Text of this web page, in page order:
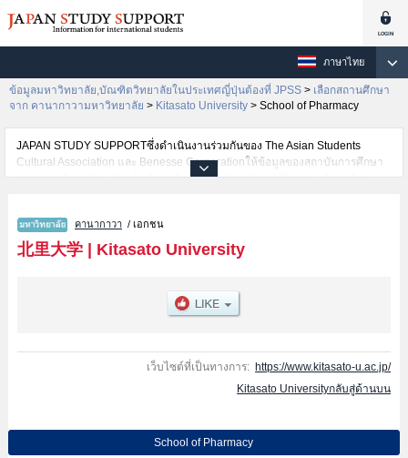
ภาษาไทย
ข้อมูลมหาวิทยาลัย,บัณฑิตวิทยาลัยในประเทศญี่ปุ่นต้องที่ JPSS > เลือกสถานศึกษา
จาก คานากาวามหาวิทยาลัย > Kitasato University > School of Pharmacy
JAPAN STUDY SUPPORTซึ่งดำเนินงานร่วมกันของ The Asian Students
Cultural Association และ Benesse Corporationให้ข้อมูลของสถาบันการศึกษา
ระดับมหาวิทยาลัย・บัณฑิตวิทยาลัย・วิทยาลัยระดับอนุปริญญา・วิทยาลัย
ชาติเช่นข้อมูลของแต่ละคณะ,ข้อมูลการสอบคัดเลือกเข้าศึกษาเช่นจำนวนคนที่รับ
สมัครหรือจำนวนคนที่ผ่านการสอบคัดเลือกเป็นต้น,แนะนำสถานที่,การเดินทาง
เป็นต้นไว้ด้วยดังนั้นขอเชิญใช้บริการค้นหาข้อมูลตามอัธยาศัย
คานากาวา / เอกชน
北里大学| Kitasato University
เว็บไซต์ที่เป็นทางการ: https://www.kitasato-u.ac.jp/
Kitasato Universityกลับสู่ด้านบน
School of Pharmacy